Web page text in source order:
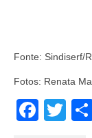
Fonte: Sindiserf/
Fotos: Renata